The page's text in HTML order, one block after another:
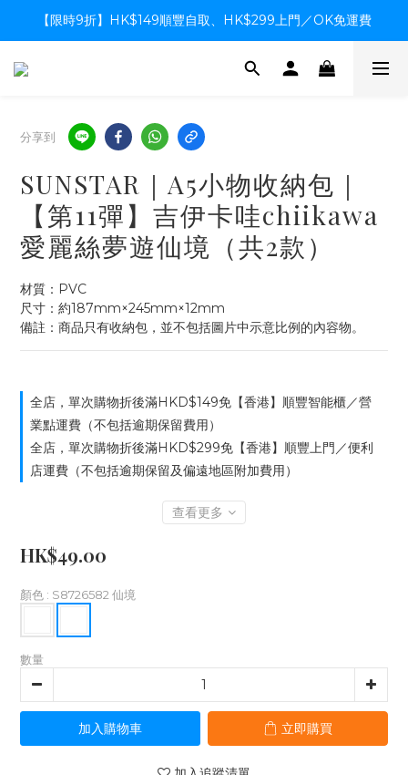
【限時9折】HK$149順豐自取、HK$299上門／OK免運費
【限時9折】HK$149順豐自取、HK$299上門／OK免運費
支付系統升級中，暫停信用卡支付至8月中，造成不便感謝諒解
分享到
SUNSTAR｜A5小物收納包｜
【第11彈】吉伊卡哇chiikawa
愛麗絲夢遊仙境（共2款）
材質：PVC
尺寸：約187mm×245mm×12mm
備註：商品只有收納包，並不包括圖片中示意比例的內容物。
全店，單次購物折後滿HKD$149免【香港】順豐智能櫃／營
業點運費（不包括逾期保留費用）
全店，單次購物折後滿HKD$299免【香港】順豐上門／便利
店運費（不包括逾期保留及偏遠地區附加費用）
查看更多
HK$49.00
顏色 : S8726582 仙境
數量
加入購物車 立即購買